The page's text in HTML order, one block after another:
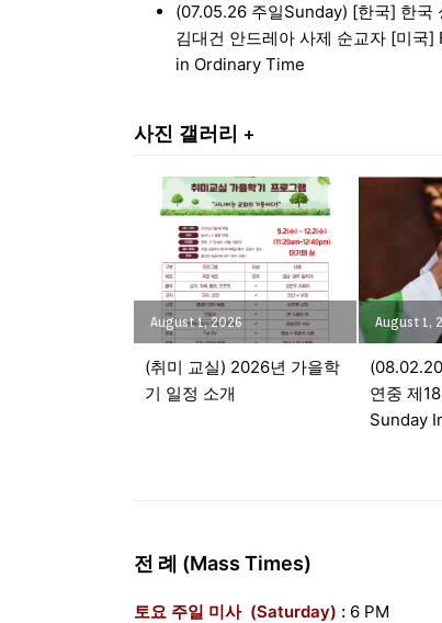
(07.05.26 주일Sunday) [한국] 한국
김대건 안드레아 사제 순교자 [미국
in Ordinary Time
사진 갤러리 +
August 1, 2026
(취미 교실) 2026년 가을학
기 일정 소개
August 1,
연중 제
Sunday
전 례 (Mass Times)
토요 주일 미사 (Saturday) : 6 PM